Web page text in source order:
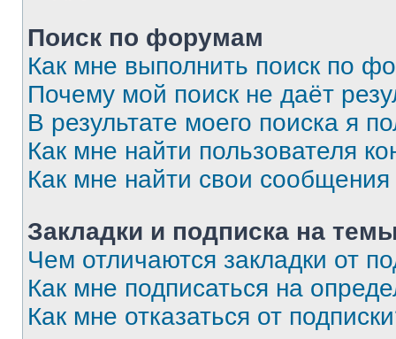
Поиск по форумам
Как мне выполнить поиск по
Почему мой поиск не даёт
В результате моего поиска я
Как мне найти пользователя
Как мне найти свои
Закладки и подписка на
Чем отличаются закладки от
Как мне подписаться на
Как мне отказаться от